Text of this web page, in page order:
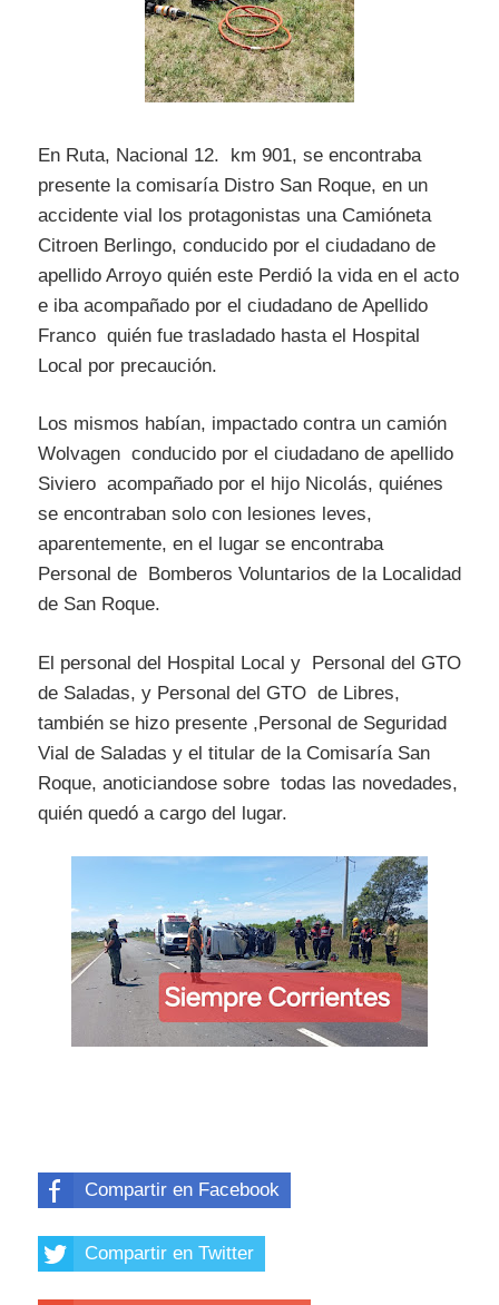
En Ruta, Nacional 12. km 901, se encontraba
presente la comisaría Distro San Roque, en un
accidente vial los protagonistas una Camióneta
Citroen Berlingo, conducido por el ciudadano de
apellido Arroyo quién este Perdió la vida en el acto
e iba acompañado por el ciudadano de Apellido
Franco quién fue trasladado hasta el Hospital
Local por precaución.
Los mismos habían, impactado contra un camión
Wolvagen conducido por el ciudadano de apellido
Siviero acompañado por el hijo Nicolás, quiénes
se encontraban solo con lesiones leves,
aparentemente, en el lugar se encontraba
Personal de Bomberos Voluntarios de la Localidad
de San Roque.
El personal del Hospital Local y Personal del GTO
de Saladas, y Personal del GTO de Libres,
también se hizo presente ,Personal de Seguridad
Vial de Saladas y el titular de la Comisaría San
Roque, anoticiandose sobre todas las novedades,
quién quedó a cargo del lugar.
Compartir en Facebook
Compartir en Twitter